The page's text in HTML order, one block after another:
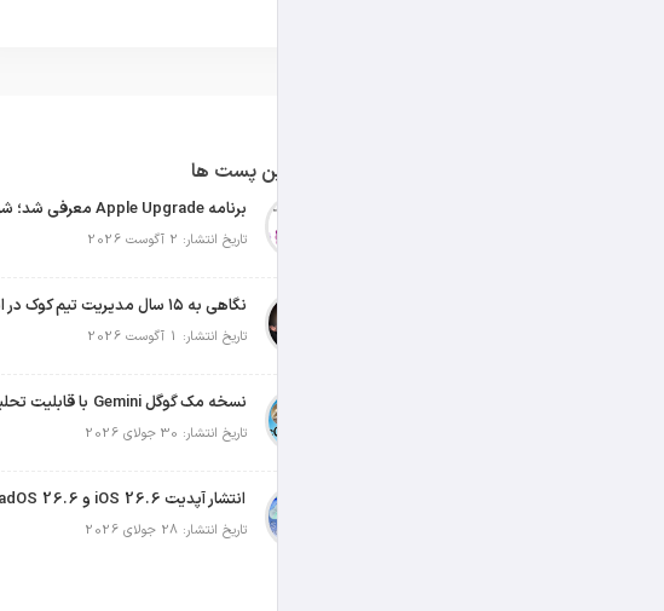
آخرین پست ها
تاریخ انتشار: 2 آگوست 2026
نگاهی به ۱۵ سال مدیریت تیم کوک در اپل
تاریخ انتشار: 1 آگوست 2026
تاریخ انتشار: 30 جولای 2026
انتشار آپدیت iOS 26.6 و iPadOS 26.6
تاریخ انتشار: 28 جولای 2026